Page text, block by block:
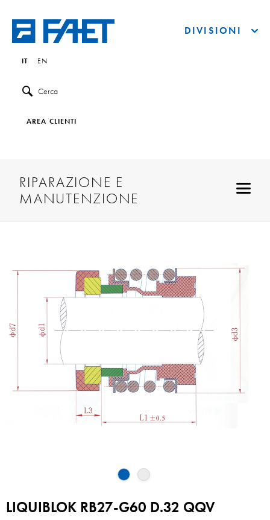
IT EN
Cerca
AREA CLIENTI
DIVISIONI
RIPARAZIONE E
MANUTENZIONE
LIQUIBLOK RB27-G60 D.32 QQV